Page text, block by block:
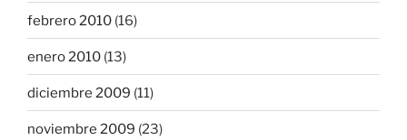
febrero 2010 (16)
enero 2010 (13)
diciembre 2009 (11)
noviembre 2009 (23)